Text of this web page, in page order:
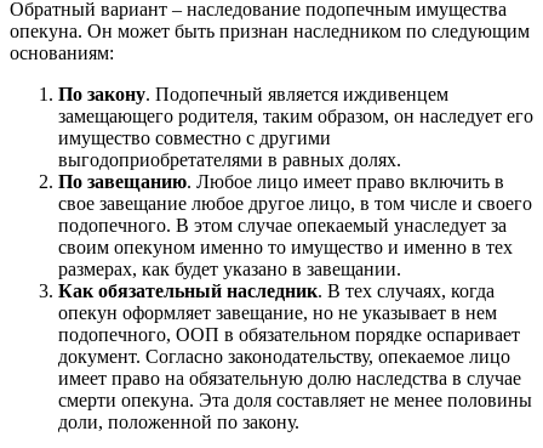
Обратный вариант – наследование подопечным имущества
опекуна. Он может быть признан наследником по следующим
основаниям:
По закону. Подопечный является иждивенцем
замещающего родителя, таким образом, он наследует его
имущество совместно с другими
выгодоприобретателями в равных долях.
По завещанию. Любое лицо имеет право включить в
свое завещание любое другое лицо, в том числе и своего
подопечного. В этом случае опекаемый унаследует за
своим опекуном именно то имущество и именно в тех
размерах, как будет указано в завещании.
Как обязательный наследник. В тех случаях, когда
опекун оформляет завещание, но не указывает в нем
подопечного, ООП в обязательном порядке оспаривает
документ. Согласно законодательству, опекаемое лицо
имеет право на обязательную долю наследства в случае
смерти опекуна. Эта доля составляет не менее половины
доли, положенной по закону.